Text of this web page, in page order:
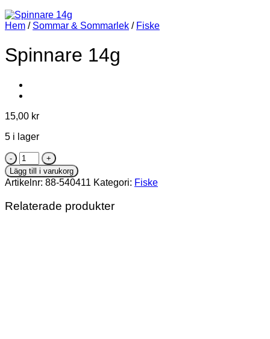
Hem / Sommar & Sommarlek / Fiske
Spinnare 14g
15,00 kr
5 i lager
Spinnare
14g
mängd
Lägg till i varukorg
Artikelnr: 88-540411 Kategori: Fiske
Relaterade produkter